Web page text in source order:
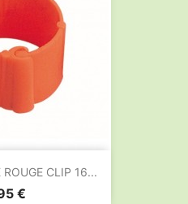
ROUGE CLIP 16...
€